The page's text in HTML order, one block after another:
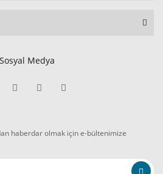
Sosyal Medya
haberdar olmak için e-bültenimize